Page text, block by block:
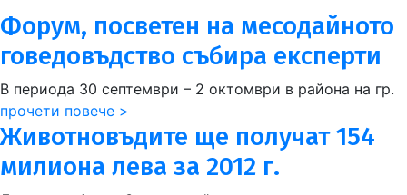
Форум, посветен на месодайното
говедовъдство събира експерти
В периода 30 септември – 2 октомври в района на гр.
прочети повече >
Животновъдите ще получат 154
милиона лева за 2012 г.